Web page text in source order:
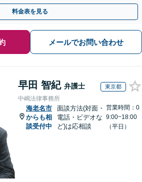
談ください。
料金表を見る
メールでお問い合わせ
早田 智紀 弁護士 東京都
中嶋法律事務所
海老名市
からも相
談受付中
面談方法(対面・
電話・ビデオな
ど)は応相談
営業時間：0
9:00~18:00
（平日）